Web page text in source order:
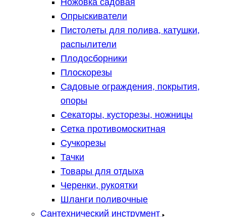
Ножовка садовая
Опрыскиватели
Пистолеты для полива, катушки,
распылители
Плодосборники
Плоскорезы
Садовые ограждения, покрытия,
опоры
Секаторы, кусторезы, ножницы
Сетка противомоскитная
Сучкорезы
Тачки
Товары для отдыха
Черенки, рукоятки
Шланги поливочные
Сантехнический инструмент